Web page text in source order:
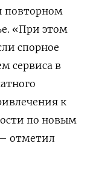
повторном
«При этом
спорное
сервиса в
к
по новым
— отметил